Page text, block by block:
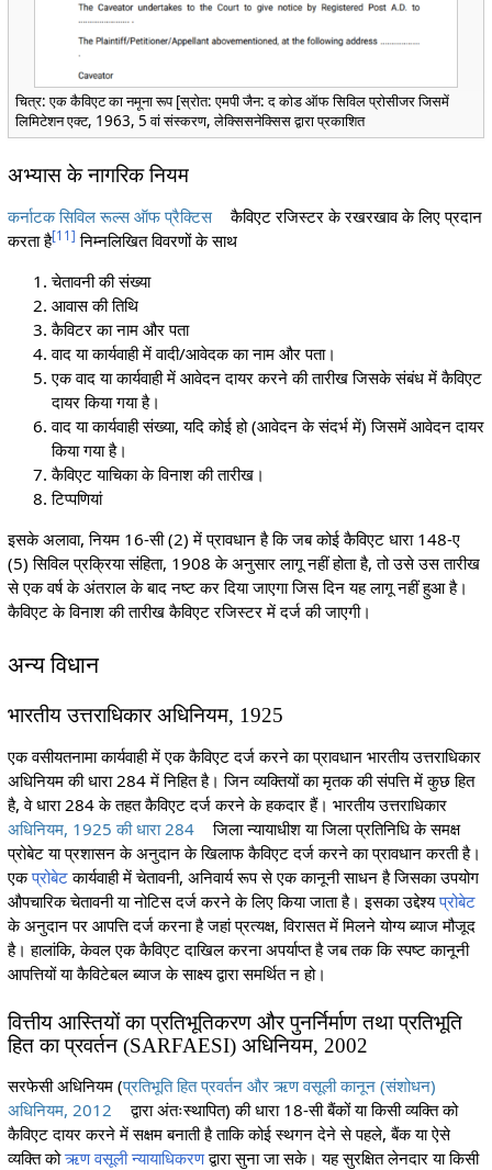
चित्र: एक कैविएट का नमूना रूप [स्रोत: एमपी जैन: द कोड ऑफ सिविल प्रोसीजर जिसमें
लिमिटेशन एक्ट, 1963, 5 वां संस्करण, लेक्सिसनेक्सिस द्वारा प्रकाशित
अभ्यास के नागरिक नियम
कर्नाटक सिविल रूल्स ऑफ प्रैक्टिस
कैविएट रजिस्टर के रखरखाव के लिए प्रदान
करता है[11 ] निम्नलिखित विवरणों के साथ
चेतावनी की संख्या
आवास की तिथि
कैविटर का नाम और पता
वाद या कार्यवाही में वादी/आवेदक का नाम और पता।
एक वाद या कार्यवाही में आवेदन दायर करने की तारीख जिसके संबंध में कैविएट
दायर किया गया है।
वाद या कार्यवाही संख्या, यदि कोई हो (आवेदन के संदर्भ में) जिसमें आवेदन दायर
किया गया है।
कैविएट याचिका के विनाश की तारीख।
टिप्पणियां
इसके अलावा, नियम 16-सी (2) में प्रावधान है कि जब कोई कैविएट धारा 148-ए
(5) सिविल प्रक्रिया संहिता, 1908 के अनुसार लागू नहीं होता है, तो उसे उस तारीख
से एक वर्ष के अंतराल के बाद नष्ट कर दिया जाएगा जिस दिन यह लागू नहीं हुआ है।
कैविएट के विनाश की तारीख कैविएट रजिस्टर में दर्ज की जाएगी।
अन्य विधान
भारतीय उत्तराधिकार अधिनियम, 1925
एक वसीयतनामा कार्यवाही में एक कैविएट दर्ज करने का प्रावधान भारतीय उत्तराधिकार
अधिनियम की धारा 284 में निहित है। जिन व्यक्तियों का मृतक की संपत्ति में कुछ हित
है, वे धारा 284 के तहत कैविएट दर्ज करने के हकदार हैं। भारतीय उत्तराधिकार
अधिनियम, 1925 की धारा 284
जिला न्यायाधीश या जिला प्रतिनिधि के समक्ष
प्रोबेट या प्रशासन के अनुदान के खिलाफ कैविएट दर्ज करने का प्रावधान करती है।
एकप्रोबेटकार्यवाही में चेतावनी, अनिवार्य रूप से एक कानूनी साधन है जिसका उपयोग
औपचारिक चेतावनी या नोटिस दर्ज करने के लिए किया जाता है। इसका उद्देश्यप्रोबेट
के अनुदान पर आपत्ति दर्ज करना है जहां प्रत्यक्ष, विरासत में मिलने योग्य ब्याज मौजूद
है। हालांकि, केवल एक कैविएट दाखिल करना अपर्याप्त है जब तक कि स्पष्ट कानूनी
आपत्तियों या कैविटेबल ब्याज के साक्ष्य द्वारा समर्थित न हो।
वित्तीय आस्तियों का प्रतिभूतिकरण और पुनर्निर्माण तथा प्रतिभूति
हित का प्रवर्तन (SARFAESI) अधिनियम, 2002
सरफेसी अधिनियम (प्रतिभूति हित प्रवर्तन और ऋण वसूली कानून (संशोधन)
अधिनियम, 2012
द्वारा अंतःस्थापित) की धारा 18-सी बैंकों या किसी व्यक्ति को
कैविएट दायर करने में सक्षम बनाती है ताकि कोई स्थगन देने से पहले, बैंक या ऐसे
व्यक्ति कोऋण वसूली न्यायाधिकरणद्वारा सुना जा सके। यह सुरक्षित लेनदार या किसी